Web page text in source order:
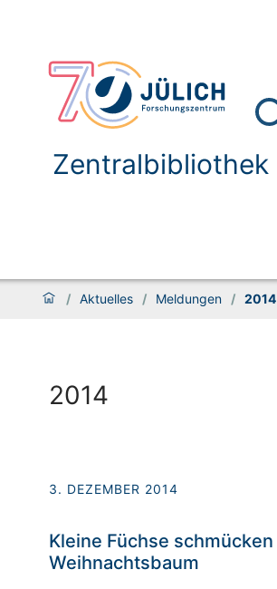
Zentralbibliothek
/ Aktuelles / Meldungen / 2014
2014
3. DEZEMBER 2014
Kleine Füchse schmücken
Weihnachtsbaum